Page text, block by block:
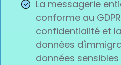
La messagerie
conforme au
confidentialité et
données
données